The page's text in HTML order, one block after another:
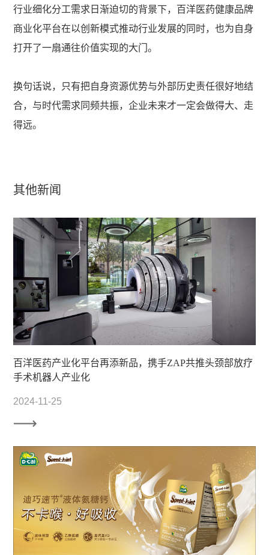
行业细化分工需求日渐迫切的背景下，百洋医药健康品牌
商业化平台在以创新模式推动行业发展的同时，也为自身
打开了一扇通往价值实现的大门。
换句话说，只有把自身资源优势与外部历史责任很好地结
合，与时代需求同频共振，企业未来才一定会做得大、走
得远。
其他新闻
百洋医药产业化平台再添新品，携手ZAP共推头颈部放疗
手术机器人产业化
2024-11-25